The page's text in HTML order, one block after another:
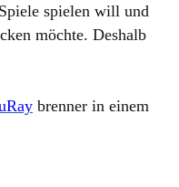
spielen will und
möchte. Deshalb
brenner in einem